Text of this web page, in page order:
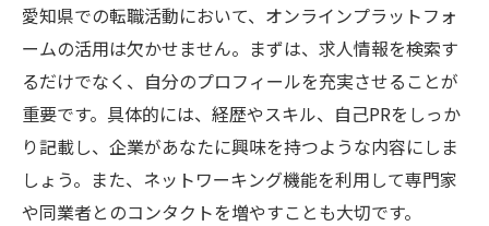
愛知県での転職活動において、オンラインプラットフォ
ームの活用は欠かせません。まずは、求人情報を検索す
るだけでなく、自分のプロフィールを充実させることが
重要です。具体的には、経歴やスキル、自己PRをしっか
り記載し、企業があなたに興味を持つような内容にしま
しょう。また、ネットワーキング機能を利用して専門家
や同業者とのコンタクトを増やすことも大切です。